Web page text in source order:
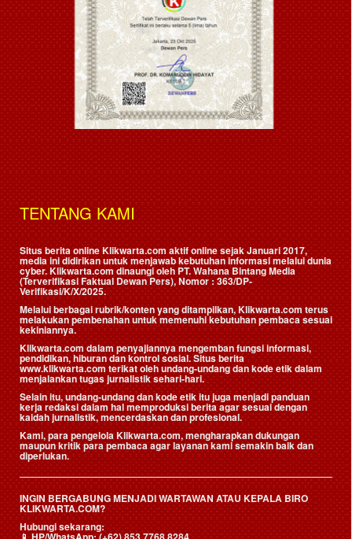
TENTANG KAMI
Situs berita online Klikwarta.com aktif online sejak Januari 2017,
media ini didirikan untuk menjawab kebutuhan informasi melalui dunia
cyber. Klikwarta.com dinaungi oleh PT. Wahana Bintang Media
(Terverifikasi Faktual Dewan Pers), Nomor : 363/DP-
Verifikasi/K/X/2025.
Melalui berbagai rubrik/konten yang ditampilkan, Klikwarta.com terus
melakukan pembenahan untuk memenuhi kebutuhan pembaca sesuai
kekiniannya.
Klikwarta.com dalam penyajiannya mengemban fungsi informasi,
pendidikan, hiburan dan kontrol sosial. Situs berita
www.klikwarta.com terikat oleh undang-undang dan kode etik dalam
menjalankan tugas jurnalistik sehari-hari.
Selain itu, undang-undang dan kode etik itu juga menjadi panduan
kerja redaksi dalam hal memproduksi berita agar sesuai dengan
kaidah jurnalistik, mencerdaskan dan profesional.
Kami, para pengelola Klikwarta.com, mengharapkan dukungan
maupun kritik para pembaca agar layanan kami semakin baik dan
diperlukan.
INGIN BERGABUNG MENJADI WARTAWAN ATAU KEPALA BIRO
KLIKWARTA.COM?
Hubungi sekarang: